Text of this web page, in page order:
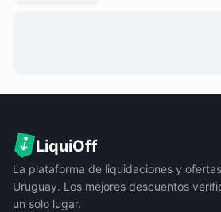
LiquiOff
La plataforma de liquidaciones y
Uruguay. Los mejores descuentos
un solo lugar.